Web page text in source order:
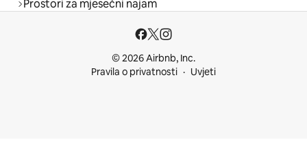
Prostori za mjesečni najam
© 2026 Airbnb, Inc.
Pravila o privatnosti
Uvjeti